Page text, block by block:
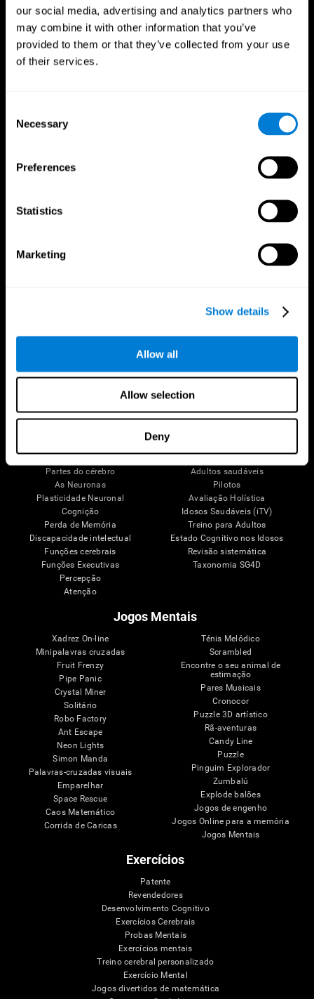
our social media, advertising and analytics partners who
may combine it with other information that you’ve
provided to them or that they’ve collected from your use
of their services.
Selection
Necessary
Preferences
Statistics
Marketing
Show details
Allow all
Allow selection
Deny
Siga-nos em
Seu Cérebro
Partes do cérebro
As Neuronas
Plasticidade Neuronal
Cognição
Perda de Memória
Discapacidade intelectual
Funções cerebrais
Funções Executivas
Percepção
Atenção
Pesquisa
Adultos saudáveis
Pilotos
Avaliação Holística
Idosos Saudáveis (iTV)
Treino para Adultos
Estado Cognitivo nos Idosos
Revisão sistemática
Taxonomia SG4D
Jogos Mentais
Xadrez On-line
Minipalavras cruzadas
Fruit Frenzy
Pipe Panic
Crystal Miner
Solitário
Robo Factory
Ant Escape
Neon Lights
Simon Manda
Palavras-cruzadas visuais
Emparelhar
Space Rescue
Caos Matemático
Corrida de Caricas
Ténis Melódico
Scrambled
Encontre o seu animal de
estimação
Pares Musicais
Cronocor
Puzzle 3D artístico
Rã-aventuras
Candy Line
Puzzle
Pinguim Explorador
Zumbalú
Explode balões
Jogos de engenho
Jogos Online para a memória
Jogos Mentais
Exercícios
Patente
Revendedores
Desenvolvimento Cognitivo
Exercícios Cerebrais
Probas Mentais
Exercícios mentais
Treino cerebral personalizado
Exercício Mental
Jogos divertidos de matemática